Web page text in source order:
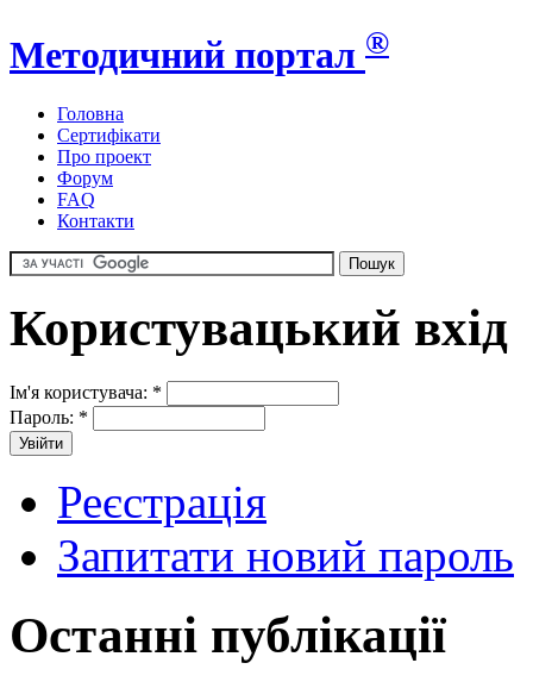
Методичний портал ®
Головна
Сертифікати
Про проект
Форум
FAQ
Контакти
Користувацький вхід
Ім'я користувача: *
Пароль: *
Реєстрація
Запитати новий пароль
Останні публікації